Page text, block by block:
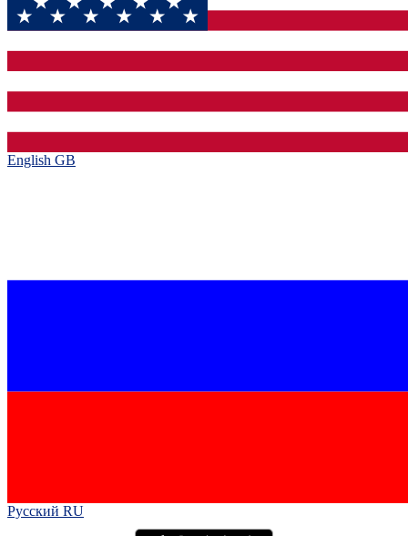
English GB‎
Русский RU‎